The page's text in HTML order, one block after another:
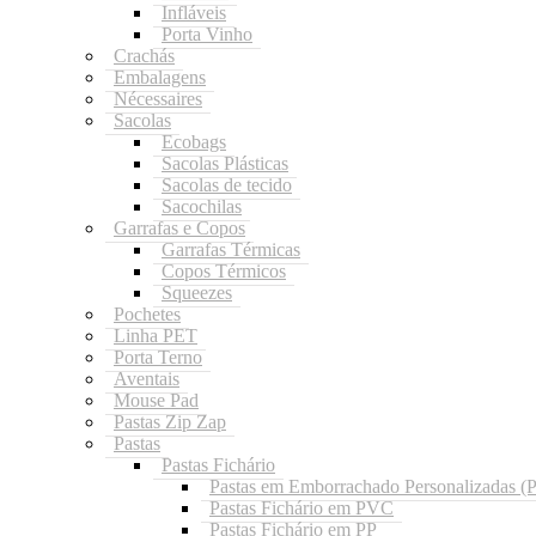
Infláveis
Porta Vinho
Crachás
Embalagens
Nécessaires
Sacolas
Ecobags
Sacolas Plásticas
Sacolas de tecido
Sacochilas
Garrafas e Copos
Garrafas Térmicas
Copos Térmicos
Squeezes
Pochetes
Linha PET
Porta Terno
Aventais
Mouse Pad
Pastas Zip Zap
Pastas
Pastas Fichário
Pastas em Emborrachado Personalizadas
Pastas Fichário em PVC
Pastas Fichário em PP